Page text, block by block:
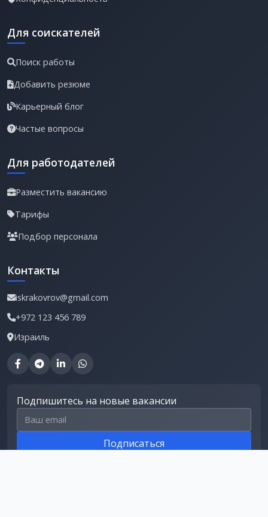
Для соискателей
Поиск работы
Добавить резюме
Карьерный блог
Частые вопросы
Для работодателей
Разместить вакансию
Тарифы
Подбор персонала
Контакты
iskrakovrov@gmail.com
+972 123 456 789
Израиль
Подпишитесь на новые вакансии
Email для подписки
Подписаться